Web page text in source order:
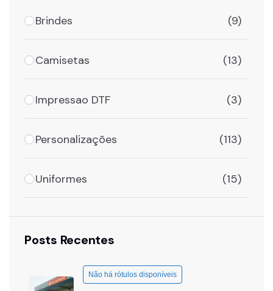
Brindes (9)
Camisetas (13)
Impressao DTF (3)
Personalizações (113)
Uniformes (15)
Posts Recentes
Não há rótulos disponíveis